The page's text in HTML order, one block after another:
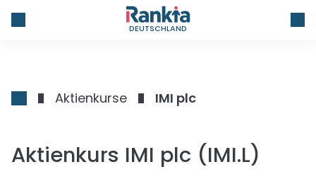
DEUTSCHLAND
Aktienkurse IMI plc
Aktienkurs IMI plc (IMI.L)